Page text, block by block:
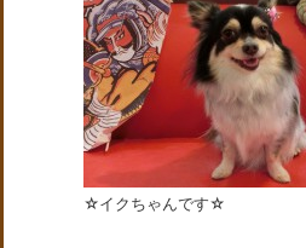
☆イクちゃんです☆